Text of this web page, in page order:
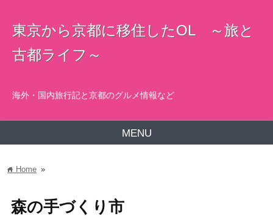
東京から京都に移住したOL ～旅と
古都ライフ～
海外・国内旅行記と京都のグルメ情報など
MENU
home Home »
森の手づくり市